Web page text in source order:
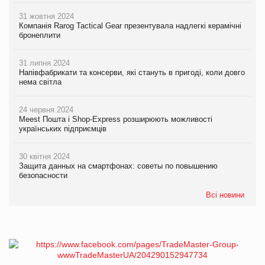
31 жовтня 2024
Компанія Rarog Tactical Gear презентувала надлегкі керамічні
бронеплити
31 липня 2024
Напівфабрикати та консерви, які стануть в пригоді, коли довго
нема світла
24 червня 2024
Meest Пошта і Shop-Express розширюють можливості
українських підприємців
30 квітня 2024
Защита данных на смартфонах: советы по повышению
безопасности
Всі новини